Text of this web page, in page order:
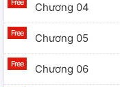
Chương 04
Chương 05
Chương 06